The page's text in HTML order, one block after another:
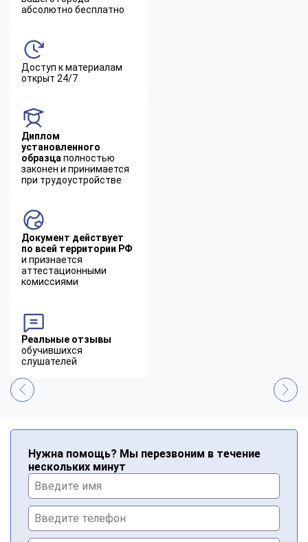
абсолютно бесплатно
Доступ к материалам
открыт 24/7
Диплом
установленного
образца полностью
законен и принимается
при трудоустройстве
Документ действует
по всей территории РФ
и признается
аттестационными
комиссиями
Реальные отзывы
обучившихся
слушателей
Нужна помощь? Мы перезвоним в течение
нескольких минут